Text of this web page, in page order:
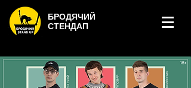
БРОДЯЧИЙ
СТЕНДАП